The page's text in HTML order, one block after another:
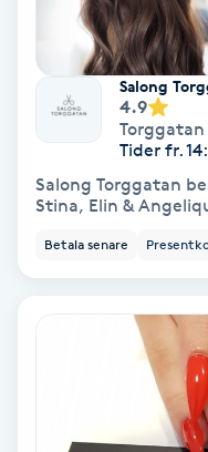
Barnklippning
BIAB
Salong
4.9
Torggatan
Tider fr.
Salong Torggatan
Stina, Elin &
Betala senare